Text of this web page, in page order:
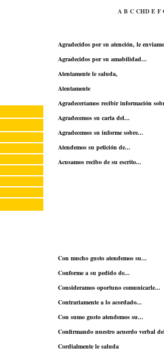
A B C CHD E F
Agradecidos por su atención, le
Agradecidos por su amabilidad...
Atentamente le saluda,
Atentamente
Agradeceríamos recibir información
Agradecemos su carta del...
Agradecemos su informe sobre...
Atendemos su petición de...
Acusamos recibo de su escrito...
Con mucho gusto atendemos su...
Conforme a su pedido de...
Consideramos oportuno comunicarle...
Contrariamente a lo acordado...
Con sumo gusto atendemos su...
Confirmando nuestro acuerdo verbal
Cordialmente le saluda